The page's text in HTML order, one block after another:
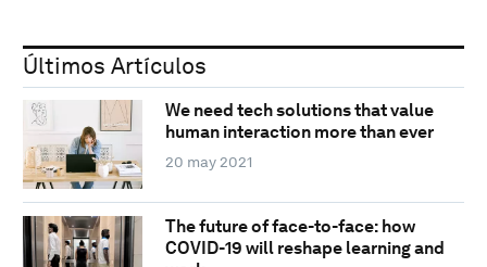
Últimos Artículos
We need tech solutions that value
human interaction more than ever
20 may 2021
The future of face-to-face: how
COVID-19 will reshape learning and